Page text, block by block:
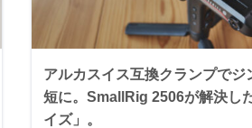
アルカスイス互換クランプでジ
短に。SmallRig 2506が解決し
イズ」。